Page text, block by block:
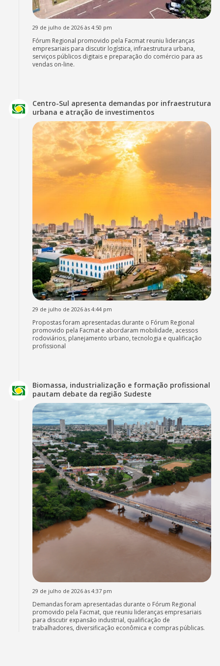
29 de julho de 2026 às 4:50 pm
Fórum Regional promovido pela Facmat reuniu lideranças
empresariais para discutir logística, infraestrutura urbana,
serviços públicos digitais e preparação do comércio para as
vendas on-line.
Centro-Sul apresenta demandas por infraestrutura
urbana e atração de investimentos
29 de julho de 2026 às 4:44 pm
Propostas foram apresentadas durante o Fórum Regional
promovido pela Facmat e abordaram mobilidade, acessos
rodoviários, planejamento urbano, tecnologia e qualificação
profissional
Biomassa, industrialização e formação profissional
pautam debate da região Sudeste
29 de julho de 2026 às 4:37 pm
Demandas foram apresentadas durante o Fórum Regional
promovido pela Facmat, que reuniu lideranças empresariais
para discutir expansão industrial, qualificação de
trabalhadores, diversificação econômica e compras públicas.